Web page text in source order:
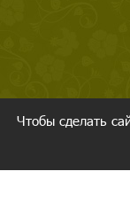
Чтобы сделать